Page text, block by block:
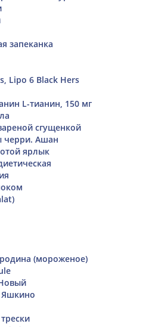
запеканка
Lipo 6 Black Hers
L-тианин, 150 мг
сгущенкой
Ашан
ярлык
(мороженое)
Яшкино